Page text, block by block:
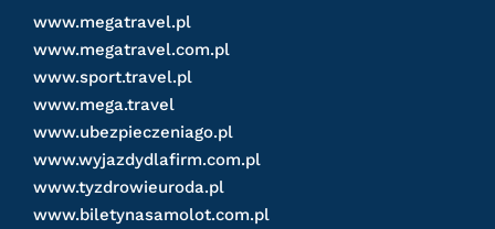
www.megatravel.pl
www.megatravel.com.pl
www.sport.travel.pl
www.mega.travel
www.ubezpieczeniago.pl
www.wyjazdydlafirm.com.pl
www.tyzdrowieuroda.pl
www.biletynasamolot.com.pl